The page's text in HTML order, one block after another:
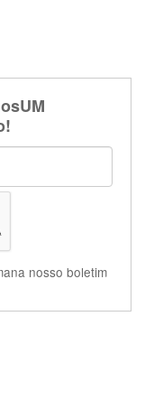
nosso boletim